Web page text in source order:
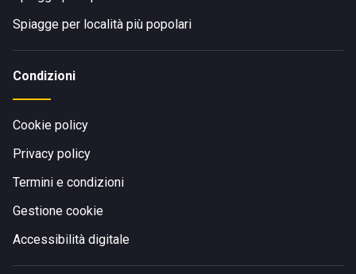
Spiagge per località più popolari
Condizioni
Cookie policy
Privacy policy
Termini e condizioni
Gestione cookie
Accessibilità digitale